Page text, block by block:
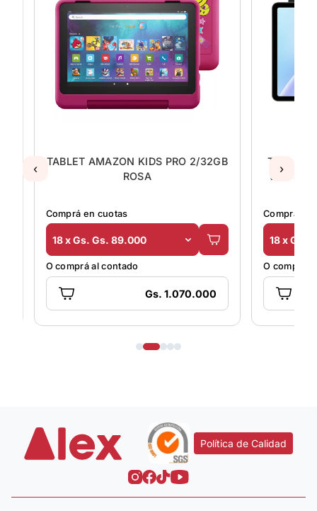
TABLET AMAZON KIDS PRO 2/32GB
ROSA
Comprá en cuotas
18 x Gs. Gs. 89.000
O comprá al contado
Gs. 1.070.000
TABLET
WIFI 4/
Comprá en
18 x Gs.
O comprá
‹ ›
Política de Calidad